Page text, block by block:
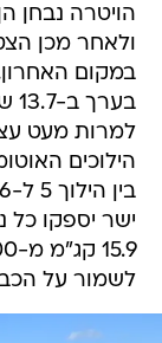
הויטרה נבחן
ולאחר מכן
הילוכים
ישר יספקו כל
לשמור על